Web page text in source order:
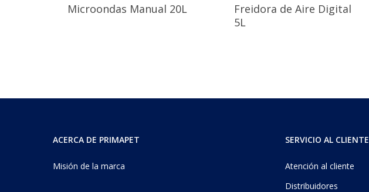
Microondas Manual 20L
Freidora de Aire Digital
5L
ACERCA DE PRIMAPET
Misión de la marca
SERVICIO AL CLIENTE
Atención al cliente
Distribuidores